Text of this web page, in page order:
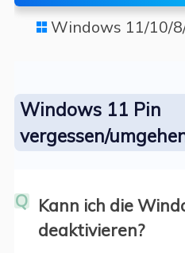
 Windows 11/10/
Windows 11 Pin
vergessen/
Q Kann ich die
deaktivieren?